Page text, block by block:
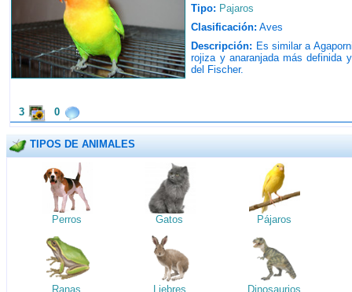
Tipo: Pajaros
Clasificación: Aves
Descripción: Es similar a
rojiza y anaranjada más definida
del Fischer.
3 0
TIPOS DE ANIMALES
Perros Gatos Pájaros
Ranas Liebres Dinosaurios